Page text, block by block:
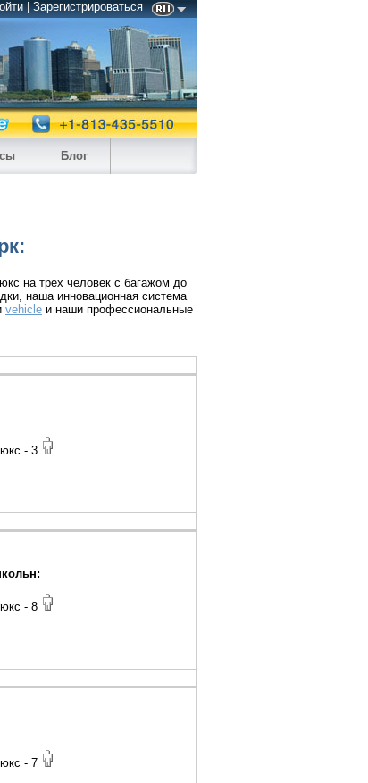
| Зарегистрироваться
Блог
на трех человек с багажом до
наша инновационная система
vehicle и наши профессиональные
- 3
- 8
- 7